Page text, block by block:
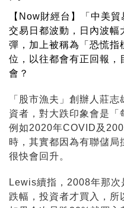
【Now財經台】「中美
交易日都波動，日內波幅
彈，加上被稱為「恐慌指
位，以往都會有正回報，
會？
「股市漁夫」創辦人莊
資者，對大跌印象會是「
例如2020年COVID及
時，其實都因為有聯儲局
很快會回升。
Lewis續指，2008年那
跌幅，投資者才買入，所